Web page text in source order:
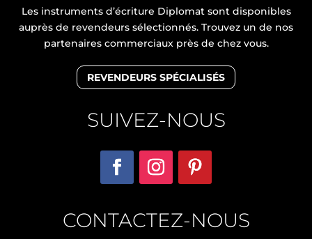
Les instruments d’écriture Diplomat sont disponibles
auprès de revendeurs sélectionnés. Trouvez un de nos
partenaires commerciaux près de chez vous.
REVENDEURS SPÉCIALISÉS
SUIVEZ-NOUS
CONTACTEZ-NOUS